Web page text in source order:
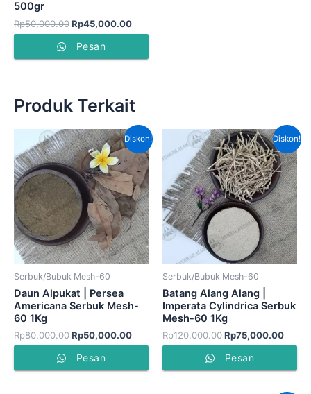
500gr
Rp50,000.00Rp45,000.00
Pesan
Produk Terkait
Diskon!
Serbuk/Bubuk Mesh-60
Daun Alpukat | Persea
Americana Serbuk Mesh-
60 1Kg
Rp80,000.00
Harga
aslinya
adalah:
Rp80,000.00.
Rp50,000.00
Harga
saat
ini
adalah:
Rp50,000.00.
Pesan
Diskon!
Serbuk/Bubuk Mesh-60
Batang Alang Alang |
Imperata Cylindrica Serbuk
Mesh-60 1Kg
Rp120,000.00
Harga
aslinya
adalah:
Rp120,000.00.
Rp75,000.00
Harga
saat
ini
Pesan